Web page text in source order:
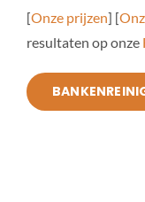
[Onze prijzen] [
resultaten op onze